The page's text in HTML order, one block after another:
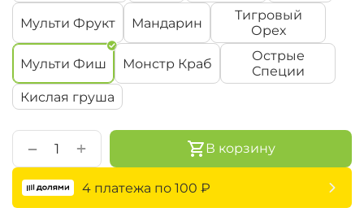
Мульти Фрукт Мандарин
Тигровый
Орех
Мульти Фиш Монстр Краб
Острые
Специи
Кислая груша
+
− В корзину
4 платежа по 100 ₽